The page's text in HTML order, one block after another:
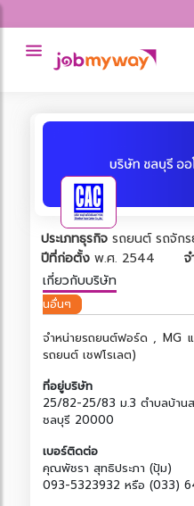
ประเภทธุรกิจ รถยนต์ รถจัก
และที่เกี่ยวข้อง
ปีที่ก่อตั้ง พ.ศ. 2544
เกี่ยวกับบริษัท
นอื่นๆ
จำหน่ายรถยนต์ฟอร์ด , MG แ
รถยนต์ เชฟโรเลต)
ที่อยู่บริษัท
25/82-25/83 ม.3 ตำบลบ้าน
ชลบุรี 20000
เบอร์ติดต่อ
คุณพัชรา สุทธิประภา (ปุ้ม)
093-5323932 หรือ (033)